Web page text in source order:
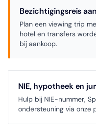
Bezichtigingsreis
Plan een viewing trip
hotel en transfers
bij aankoop.
NIE, hypotheek en
Hulp bij NIE-nummer,
ondersteuning via onze